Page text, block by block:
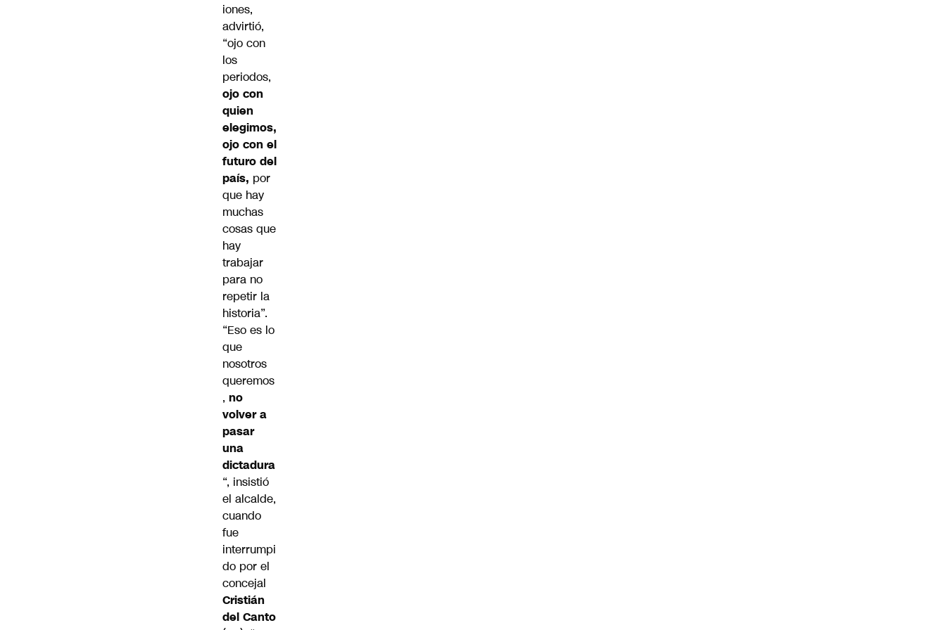
iones,
advirtió,
“ojo con
los
periodos,
ojo con
quien
elegimos,
ojo con el
futuro del
país, por
que hay
muchas
cosas que
hay
trabajar
para no
repetir la
historia”.
“Eso es lo
que
nosotros
queremos
, no
volver a
pasar
una
dictadura
“, insistió
el alcalde,
cuando
fue
interrumpi
do por el
concejal
Cristián
del Canto